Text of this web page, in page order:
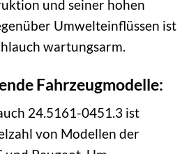
und seiner hohen
Umwelteinflüssen ist
wartungsarm.
Fahrzeugmodelle:
24.5161-0451.3 ist
von Modellen der